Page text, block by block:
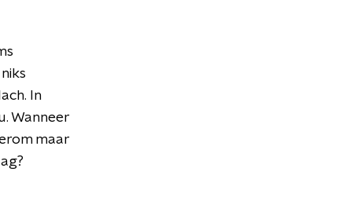
In
Wanneer
maar